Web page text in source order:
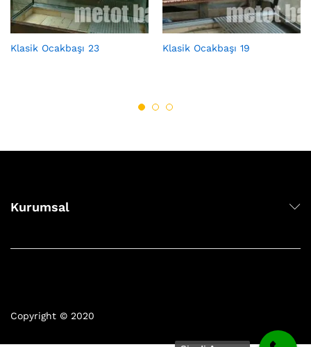
Klasik Ocakbaşı 23 Klasik Ocakbaşı 19
Kurumsal
Copyright © 2020